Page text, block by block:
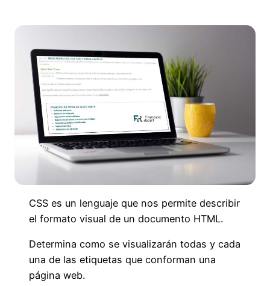
CSS es un lenguaje que nos permite describir
el formato visual de un documento HTML.
Determina como se visualizarán todas y cada
una de las etiquetas que conforman una
página web.